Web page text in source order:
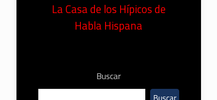
La Casa de los Hípicos de
Habla Hispana
Buscar